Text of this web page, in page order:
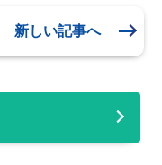
新しい記事へ